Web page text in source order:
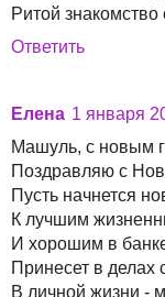
Ритой знакомство
Ответить
Елена 1 января
Машуль, с новым
Поздравляю с
Пусть начнется
К лучшим
И хорошим в
Принесет в делах
В личной жизни -